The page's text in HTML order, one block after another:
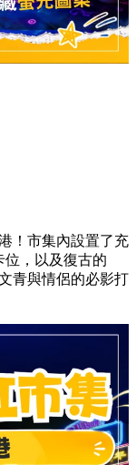
！市集內設置了充
位，以及復古的
青與情侶的必影打